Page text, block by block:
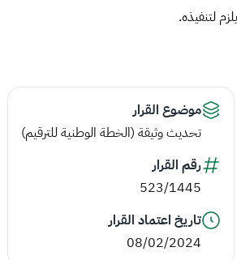
لتنفيذه.
موضوع القرار
تحديث وثيقة (الخطة الوطنية للترقيم)
رقم القرار
523/1445
تاريخ اعتماد القرار
08/02/2024